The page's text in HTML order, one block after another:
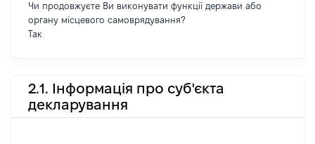
Чи продовжуєте Ви виконувати функції держави або
органу місцевого самоврядування?
Так
2.1. Інформація про суб'єкта
декларування